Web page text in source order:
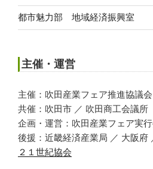
都市魅力部 地域経済振興室
主催・運営
主催：吹田産業フェア推進協議会
共催：吹田市 ／ 吹田商工会議所
企画・運営：吹田産業フェア実
後援：近畿経済産業局 ／ 大阪府
２１世紀協会